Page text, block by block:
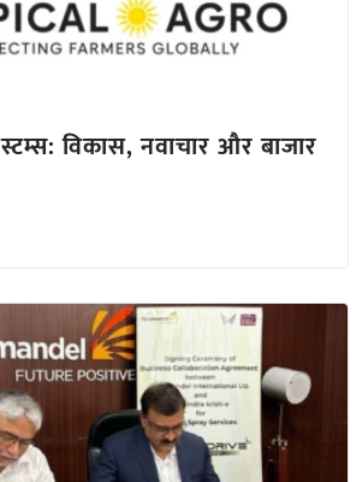
विकास, नवाचार और बाजार